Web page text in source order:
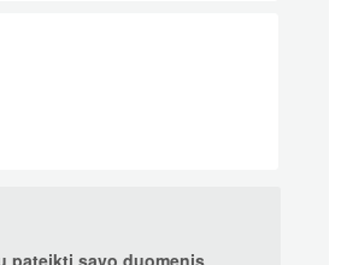
pateikti savo duomenis